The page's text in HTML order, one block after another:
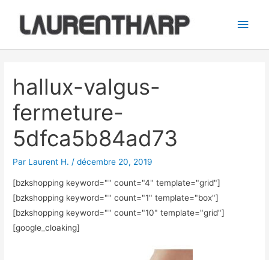
contenu
hallux-valgus-
fermeture-
5dfca5b84ad73
Par Laurent H. /décembre 20, 2019
[bzkshopping keyword="" count="4" template="grid"]
[bzkshopping keyword="" count="1" template="box"]
[bzkshopping keyword="" count="10" template="grid"]
[google_cloaking]
articles